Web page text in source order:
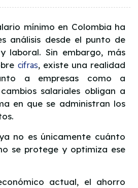
mínimo en Colombia ha
análisis desde el punto de
laboral. Sin embargo, más
cifras, existe una realidad
a empresas como a
salariales obligan a
en que se administran los
no es únicamente cuánto
se protege y optimiza ese
actual, el ahorro